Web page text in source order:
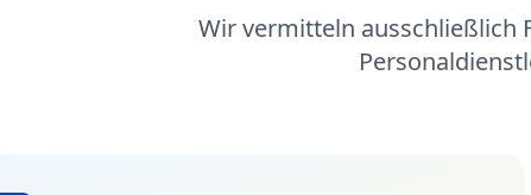
Wir vermitteln ausschließlich